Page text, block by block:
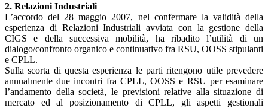
2. Relazioni Industriali
L’accordo del 28 maggio 2007, nel confermare la validità della
esperienza di Relazioni Industriali avviata con la gestione della
CIGS e della successiva mobilità, ha ribadito l’utilità di un
dialogo/confronto organico e continuativo fra RSU, OOSS stipulanti
e CPLL.
Sulla scorta di questa esperienza le parti ritengono utile prevedere
annualmente due incontri fra CPLL, OOSS e RSU per esaminare
l’andamento della società, le previsioni relative alla situazione di
mercato ed al posizionamento di CPLL, gli aspetti gestionali